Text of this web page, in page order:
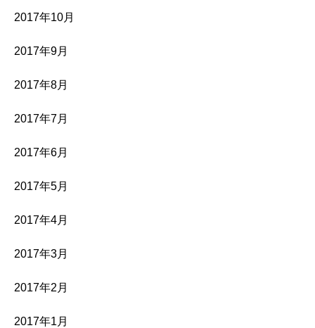
2017年10月
2017年9月
2017年8月
2017年7月
2017年6月
2017年5月
2017年4月
2017年3月
2017年2月
2017年1月